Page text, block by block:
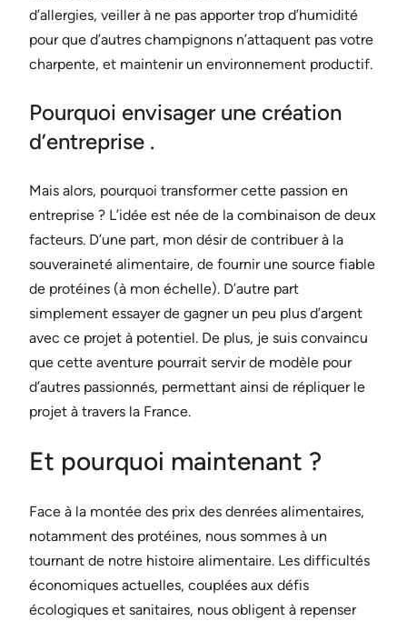
d’allergies, veiller à ne pas apporter trop d’humidité
pour que d’autres champignons n’attaquent pas votre
charpente, et maintenir un environnement productif.
Pourquoi envisager une création
d’entreprise .
Mais alors, pourquoi transformer cette passion en
entreprise ? L’idée est née de la combinaison de deux
facteurs. D’une part, mon désir de contribuer à la
souveraineté alimentaire, de fournir une source fiable
de protéines (à mon échelle). D’autre part
simplement essayer de gagner un peu plus d’argent
avec ce projet à potentiel. De plus, je suis convaincu
que cette aventure pourrait servir de modèle pour
d’autres passionnés, permettant ainsi de répliquer le
projet à travers la France.
Et pourquoi maintenant ?
Face à la montée des prix des denrées alimentaires,
notamment des protéines, nous sommes à un
tournant de notre histoire alimentaire. Les difficultés
économiques actuelles, couplées aux défis
écologiques et sanitaires, nous obligent à repenser